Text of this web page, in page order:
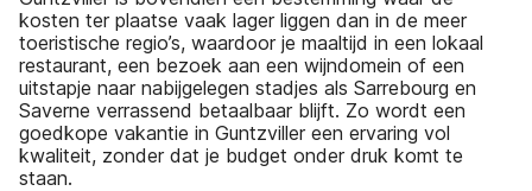
kosten ter plaatse vaak lager liggen dan in de meer
toeristische regio’s, waardoor je maaltijd in een lokaal
restaurant, een bezoek aan een wijndomein of een
uitstapje naar nabijgelegen stadjes als Sarrebourg en
Saverne verrassend betaalbaar blijft. Zo wordt een
goedkope vakantie in Guntzviller een ervaring vol
kwaliteit, zonder dat je budget onder druk komt te
staan.